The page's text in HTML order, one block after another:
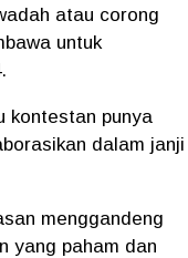
atau corong
untuk
kontestan punya
dalam janji
menggandeng
yang paham dan